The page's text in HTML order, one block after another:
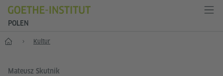
POLEN
Start Kultur
Mateusz Skutnik